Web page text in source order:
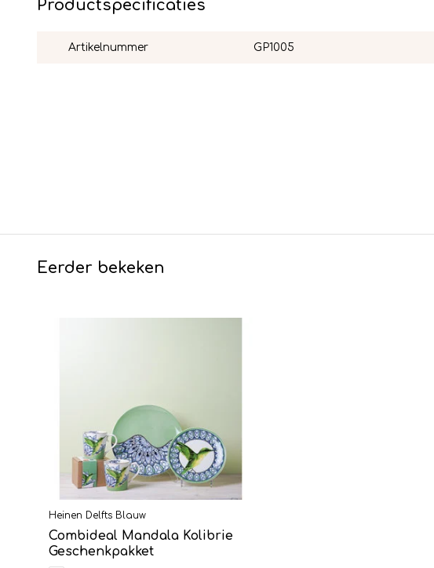
Productspecificaties
Artikelnummer GP1005
Eerder bekeken
Heinen Delfts Blauw
Combideal Mandala Kolibrie
Geschenkpakket